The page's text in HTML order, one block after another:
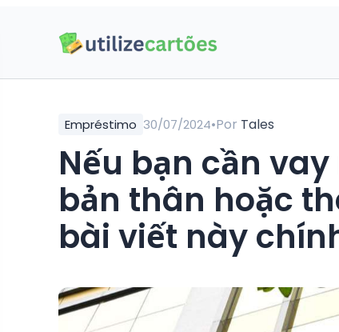
Empréstimo 30/07/2024•Por Tales
Nếu bạn cần
bản thân hoặc
bài viết này